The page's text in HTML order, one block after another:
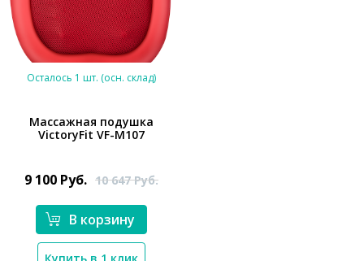
Осталось 1 шт. (осн. склад)
Массажная подушка
VictoryFit VF-M107
9 100 Руб. 10 647Руб.
В корзину